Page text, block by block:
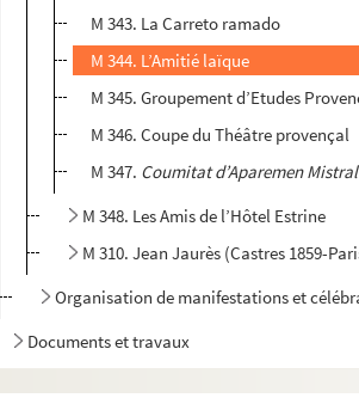
M 343. La Carreto ramado
M 344. L’Amitié laïque
M 345. Groupement d’Etudes
M 346. Coupe du Théâtre provençal
M 347. Coumitat d’Aparemen
M 348. Les Amis de l’Hôtel Estrine
M 310. Jean Jaurès (Castres 1859-
Organisation de manifestations et
Documents et travaux